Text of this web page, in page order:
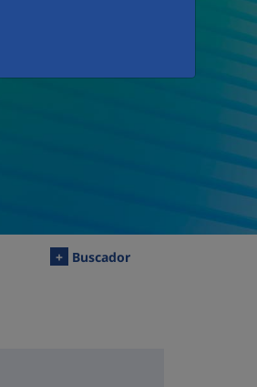
+ Buscador